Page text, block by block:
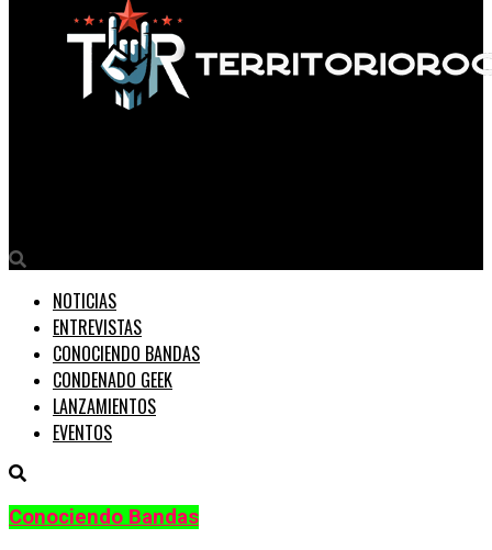
NOTICIAS
ENTREVISTAS
CONOCIENDO BANDAS
CONDENADO GEEK
LANZAMIENTOS
EVENTOS
Conociendo Bandas